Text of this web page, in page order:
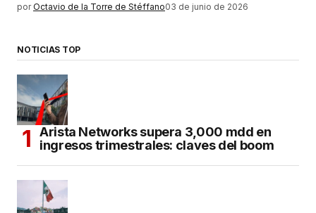
por Octavio de la Torre de Stéffano03 de junio de 2026
NOTICIAS TOP
Arista Networks supera 3,000 mdd en
ingresos trimestrales: claves del boom